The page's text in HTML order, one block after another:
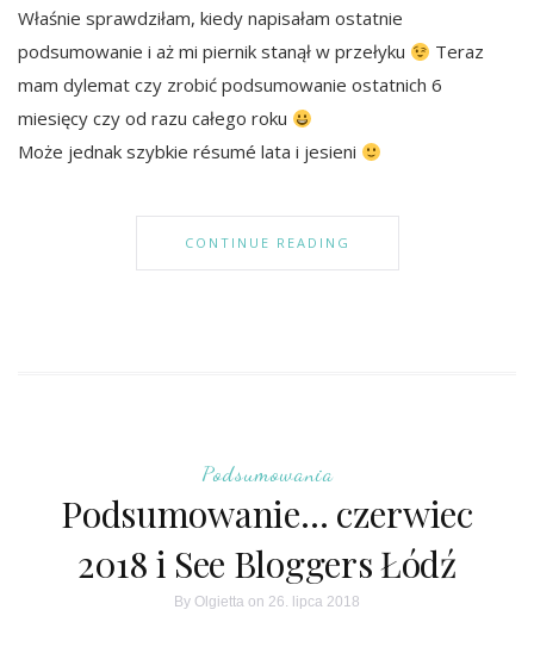
Właśnie sprawdziłam, kiedy napisałam ostatnie
podsumowanie i aż mi piernik stanął w przełyku
Teraz
mam dylemat czy zrobić podsumowanie ostatnich 6
miesięcy czy od razu całego roku
Może jednak szybkie résumé lata i jesieni
CONTINUE READING
Podsumowania
Podsumowanie… czerwiec
2018 i See Bloggers Łódź
By Olgietta on 26. lipca 2018